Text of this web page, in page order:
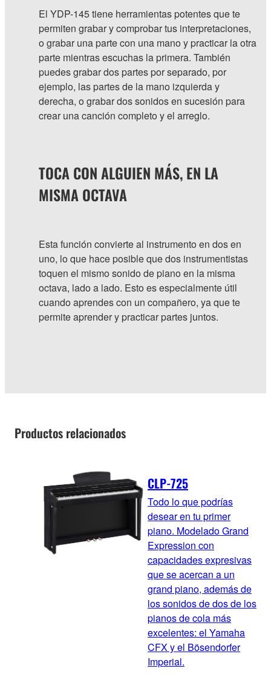
El YDP-145 tiene herramientas potentes que te
permiten grabar y comprobar tus interpretaciones,
o grabar una parte con una mano y practicar la otra
parte mientras escuchas la primera. También
puedes grabar dos partes por separado, por
ejemplo, las partes de la mano izquierda y
derecha, o grabar dos sonidos en sucesión para
crear una canción completo y el arreglo.
TOCA CON ALGUIEN MÁS, EN LA
MISMA OCTAVA
Esta función convierte al instrumento en dos en
uno, lo que hace posible que dos instrumentistas
toquen el mismo sonido de piano en la misma
octava, lado a lado. Esto es especialmente útil
cuando aprendes con un compañero, ya que te
permite aprender y practicar partes juntos.
Productos relacionados
CLP-725
Todo lo que podrías
desear en tu primer
piano. Modelado Grand
Expression con
capacidades expresivas
que se acercan a un
grand piano, además de
los sonidos de dos de los
pianos de cola más
excelentes: el Yamaha
CFX y el Bösendorfer
Imperial.